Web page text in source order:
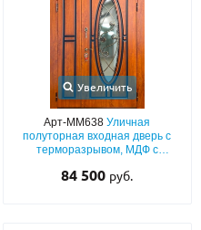
Увеличить
Арт-ММ638Уличная
полуторная входная дверь с
терморазрывом, МДФ с
стеклопакетом и решёткой
84 500 руб.